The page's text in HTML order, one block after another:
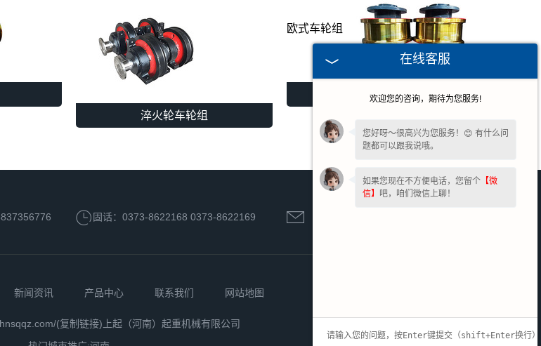
淬火轮车轮组
欧式车轮组
欧式车轮组
固话：0373-8622168 0373-8622169
新闻资讯 产品中心 联系我们 网站地图
(复制链接)上起（河南）起重机械有限公司
在线客服
欢迎您的咨询，期待为您服务!
您好呀～很高兴为您服务！😊 有什么问
题都可以跟我说哦。
如果您现在不方便电话，您留个 【微
信】 吧，咱们微信上聊！